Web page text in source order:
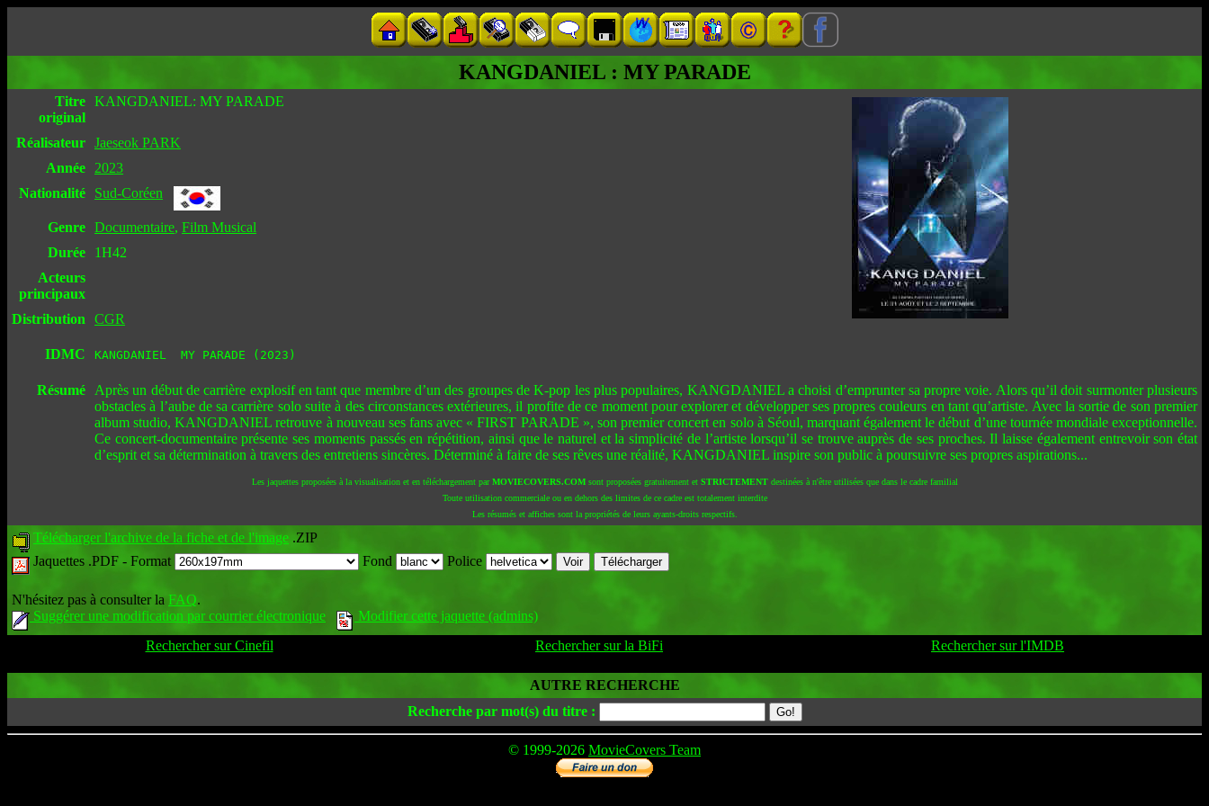
KANGDANIEL : MY PARADE
Titre
original
KANGDANIEL: MY PARADE
Réalisateur Jaeseok PARK
Année
2023
Nationalité
Sud-Coréen
Genre Documentaire, Film Musical
Durée
1H42
Acteurs
principaux
Distribution
CGR
IDMC KANGDANIEL  MY PARADE (2023)
Résumé
Après un début de carrière explosif en tant que membre d’un des groupes de K-pop les plus populaires, KANGDANIEL a choisi d’emprunter sa propre voie. Alors qu’il doit surmonter plusieurs
obstacles à l’aube de sa carrière solo suite à des circonstances extérieures, il profite de ce moment pour explorer et développer ses propres couleurs en tant qu’artiste. Avec la sortie de son premier
album studio, KANGDANIEL retrouve à nouveau ses fans avec « FIRST PARADE », son premier concert en solo à Séoul, marquant également le début d’une tournée mondiale exceptionnelle.
Ce concert-documentaire présente ses moments passés en répétition, ainsi que le naturel et la simplicité de l’artiste lorsqu’il se trouve auprès de ses proches. Il laisse également entrevoir son état
d’esprit et sa détermination à travers des entretiens sincères. Déterminé à faire de ses rêves une réalité, KANGDANIEL inspire son public à poursuivre ses propres aspirations...
Les jaquettes proposées à la visualisation et en téléchargement parMOVIECOVERS.COMsont proposées gratuitement et STRICTEMENTdestinées à n'être utilisées que dans le cadre familial
Toute utilisation commerciale ou en dehors des limites de ce cadre est totalement interdite
Les résumés et affiches sont la propriétés de leurs ayants-droits respectifs.
Télécharger l'archive de la fiche et de l'image .ZIP
Jaquettes .PDF - Format Fond Police
N'hésitez pas à consulter la FAQ.
Suggérer une modification par courrier électronique
Modifier cette jaquette (admins)
Rechercher sur Cinefil
Rechercher sur la BiFi Rechercher sur l'IMDB
AUTRE RECHERCHE
Recherche par mot(s) du titre :
© 1999-2026 MovieCovers Team